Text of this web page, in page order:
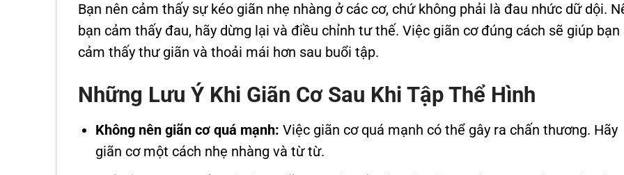
Bạn nên cảm thấy sự kéo giãn nhẹ nhàng ở các cơ, chứ không phải là đau nhức dữ dội.
bạn cảm thấy đau, hãy dừng lại và điều chỉnh tư thế. Việc giãn cơ đúng cách sẽ giúp bạn
cảm thấy thư giãn và thoải mái hơn sau buổi tập.
Những Lưu Ý Khi Giãn Cơ Sau Khi Tập Thể Hình
Không nên giãn cơ quá mạnh: Việc giãn cơ quá mạnh có thể gây ra chấn thương. Hãy
giãn cơ một cách nhẹ nhàng và từ từ.